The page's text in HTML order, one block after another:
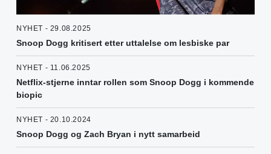
NYHET - 29.08.2025
Snoop Dogg kritisert etter uttalelse om lesbiske par
NYHET - 11.06.2025
Netflix-stjerne inntar rollen som Snoop Dogg i kommende
biopic
NYHET - 20.10.2024
Snoop Dogg og Zach Bryan i nytt samarbeid